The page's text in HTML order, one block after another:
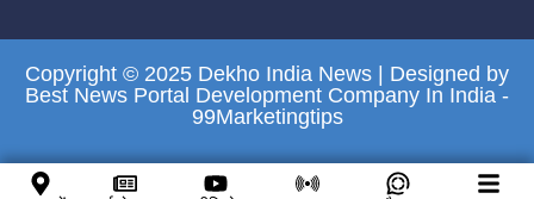
Copyright © 2025 Dekho India News | Designed by
Best News Portal Development Company In India -
99Marketingtips